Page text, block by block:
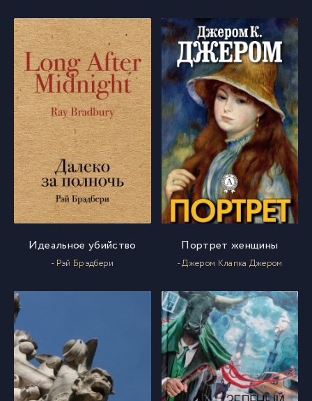
Идеальное убийство
- Рэй Брэдбери
Портрет женщины
- Джером Клапка Джером